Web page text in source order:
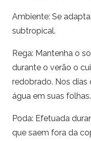
Ambiente: Se
subtropical.
Rega: Mantenha o
durante o verão o
redobrado. Nos dias
água em suas folhas.
Poda: Efetuada
que saem fora da